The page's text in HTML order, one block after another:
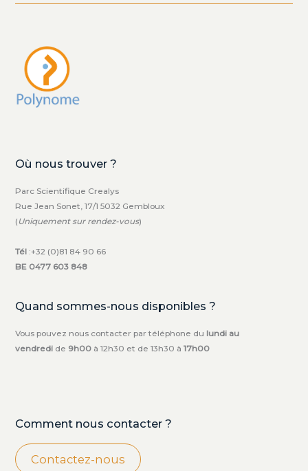
Où nous trouver ?
Parc Scientifique Crealys
Rue Jean Sonet, 17/1 5032 Gembloux
( Uniquement sur rendez-vous)
Tél :+32 (0)81 84 90 66
BE 0477 603 848
Quand sommes-nous disponibles ?
Vous pouvez nous contacter par téléphone du lundi au
vendredi de 9h00 à 12h30 et de 13h30 à 17h00
Comment nous contacter ?
Contactez-nous